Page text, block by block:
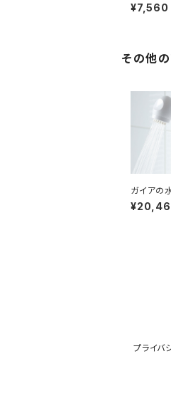
¥7,560
その他
ガイア
シャワー
プライバ